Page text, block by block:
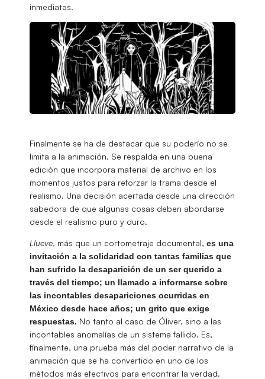
inmediatas.
Finalmente se ha de destacar que su poderío no se
limita a la animación. Se respalda en una buena
edición que incorpora material de archivo en los
momentos justos para reforzar la trama desde el
realismo. Una decisión acertada desde una dirección
sabedora de que algunas cosas deben abordarse
desde el realismo puro y duro.
Llueve, más que un cortometraje documental, es una
invitación a la solidaridad con tantas familias que
han sufrido la desaparición de un ser querido a
través del tiempo; un llamado a informarse sobre
las incontables desapariciones ocurridas en
México desde hace años; un grito que exige
respuestas. No tanto al caso de Óliver, sino a las
incontables anomalías de un sistema fallido. Es,
finalmente, una prueba más del poder narrativo de la
animación que se ha convertido en uno de los
métodos más efectivos para encontrar la verdad.